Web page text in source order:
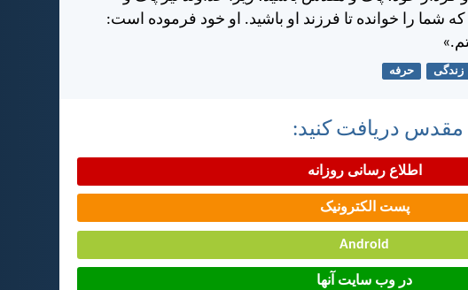
را خوانده تا فرزند او باشيد. او خود فرموده است:
زندگی حرفه
مقدس دریافت کنید:
اطلاع رسانی روزانه
پست الکترونیک
Android
در وب سایت آنها